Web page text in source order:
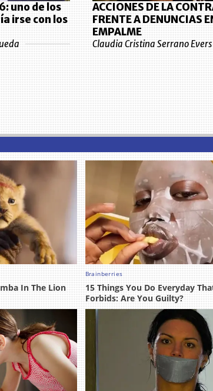
uno de los
irse con los
ACCIONES DE LA
FRENTE A DENUNCIAS
EMPALME
Claudia Cristina Serrano Evers